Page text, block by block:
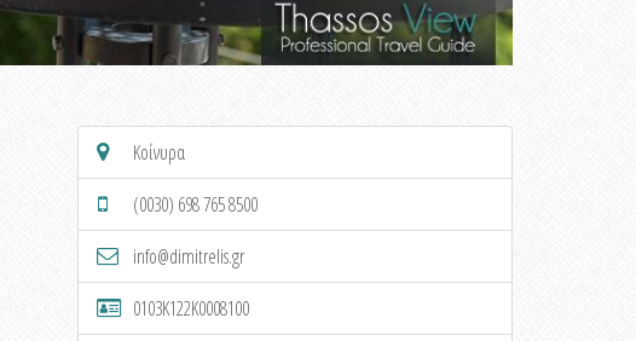
Κοίνυρα
(0030) 698 765 8500
info@dimitrelis.gr
0103K122K0008100